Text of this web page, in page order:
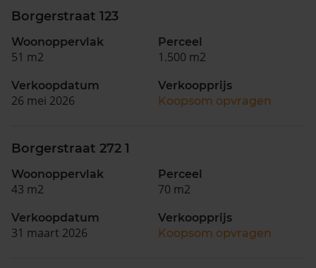
Borgerstraat 123
Woonoppervlak
51 m2
Perceel
1.500 m2
Verkoopdatum
26 mei 2026
Verkoopprijs
Koopsom opvragen
Borgerstraat 272 1
Woonoppervlak
43 m2
Perceel
70 m2
Verkoopdatum
31 maart 2026
Verkoopprijs
Koopsom opvragen